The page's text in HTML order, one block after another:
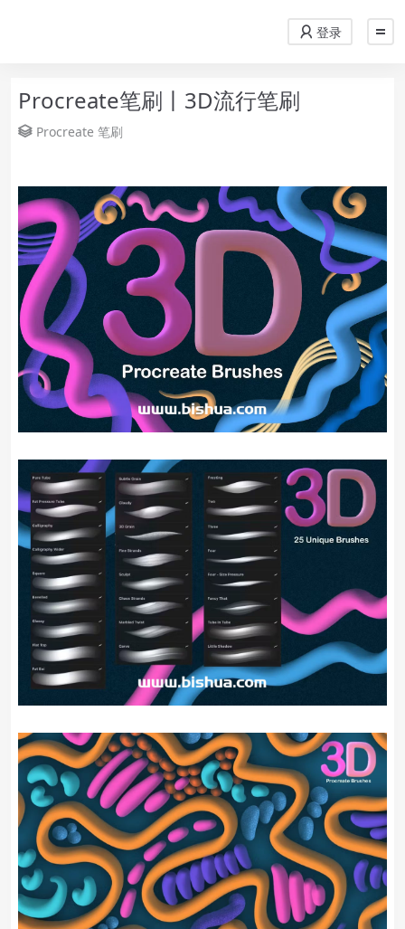
登录
Procreate笔刷丨3D流行笔刷
Procreate 笔刷